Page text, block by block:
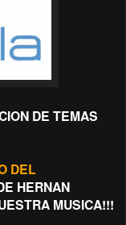
DE TEMAS
DEL
HERNAN
MUSICA!!!